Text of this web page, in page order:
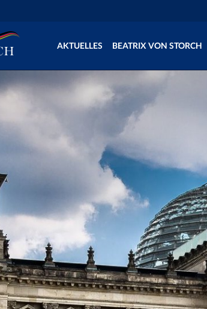
AKTUELLES BEATRIX VON STORCH